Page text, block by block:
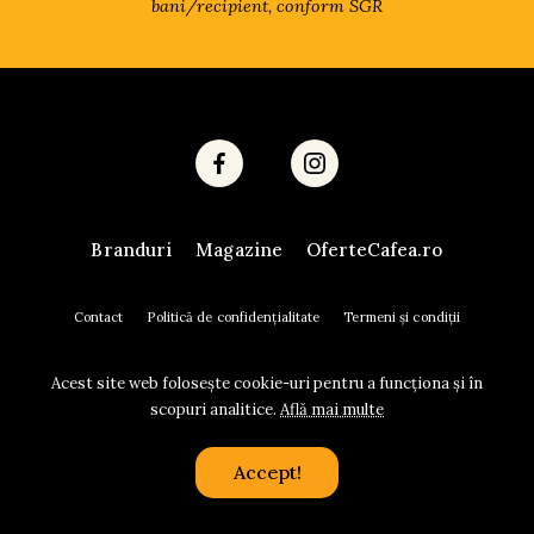
bani/recipient, conform SGR
Branduri Magazine OferteCafea.ro
Contact Politică de confidențialitate Termeni și condiții
Acest site web folosește cookie-uri pentru a funcționa și în
scopuri analitice. Află mai multe
Accept!